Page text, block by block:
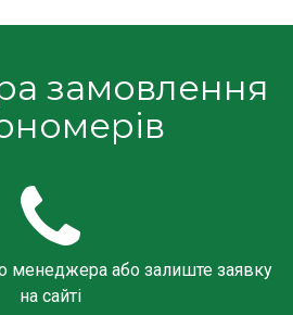
замовлення
менеджера або залиште заявку
на сайті